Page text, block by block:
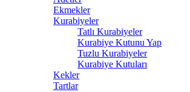
Ekmekler
Kurabiyeler
Tatlı Kurabiyeler
Kurabiye Kutunu Yap
Tuzlu Kurabiyeler
Kurabiye Kutuları
Kekler
Tartlar